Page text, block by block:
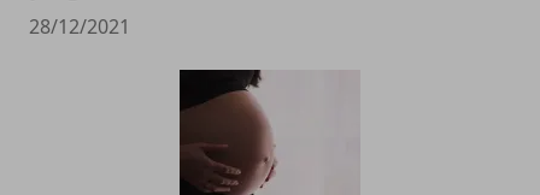
28/12/2021